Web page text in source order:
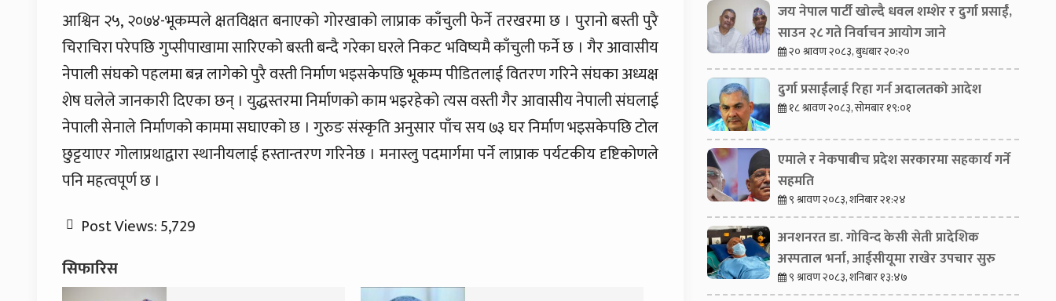
आश्विन २५, २०७४-भूकम्पले क्षतविक्षत बनाएको गोरखाको लाप्राक काँचुली फेर्ने तरखरमा छ । पुरानो बस्ती पुरै
चिराचिरा परेपछि गुप्सीपाखामा सारिएको बस्ती बन्दै गरेका घरले निकट भविष्यमै काँचुली फर्ने छ । गैर आवासीय
नेपाली संघको पहलमा बन्न लागेको पुरै वस्ती निर्माण भइसकेपछि भूकम्प पीडितलाई वितरण गरिने संघका अध्यक्ष
शेष घलेले जानकारी दिएका छन् । युद्धस्तरमा निर्माणको काम भइरहेको त्यस वस्ती गैर आवासीय नेपाली संघलाई
नेपाली सेनाले निर्माणको काममा सघाएको छ । गुरुङ संस्कृति अनुसार पाँच सय ७३ घर निर्माण भइसकेपछि टोल
छुट्टयाएर गोलाप्रथाद्वारा स्थानीयलाई हस्तान्तरण गरिनेछ । मनास्लु पदमार्गमा पर्ने लाप्राक पर्यटकीय दृष्टिकोणले
पनि महत्वपूर्ण छ ।
Post Views:5,729
सिफारिस
जय नेपाल पार्टी खोल्दै धवल शम्शेर र दुर्गा प्रसाईं,
साउन २८ गते निर्वाचन आयोग जाने
२० श्रावण २०८३, बुधबार २०:२०
दुर्गा प्रसाईंलाई रिहा गर्न अदालतको आदेश
१८ श्रावण २०८३, सोमबार १९:०१
एमाले र नेकपाबीच प्रदेश सरकारमा सहकार्य गर्ने
सहमति
९ श्रावण २०८३, शनिबार २१:२४
अनशनरत डा. गोविन्द केसी सेती प्रादेशिक
अस्पताल भर्ना, आईसीयूमा राखेर उपचार सुरु
९ श्रावण २०८३, शनिबार १३:४७